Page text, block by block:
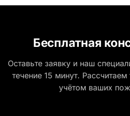
Бесплатная
Оставьте заявку и наш
течение 15 минут.
учётом ваших